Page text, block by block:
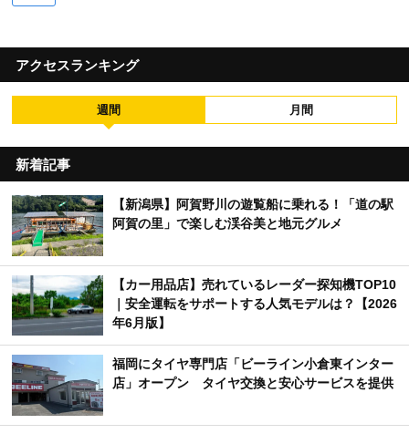
アクセスランキング
週間 月間
新着記事
【新潟県】阿賀野川の遊覧船に乗れる！「道の駅
阿賀の里」で楽しむ渓谷美と地元グルメ
【カー用品店】売れているレーダー探知機TOP10
｜安全運転をサポートする人気モデルは？【2026
年6月版】
福岡にタイヤ専門店「ビーライン小倉東インター
店」オープン タイヤ交換と安心サービスを提供